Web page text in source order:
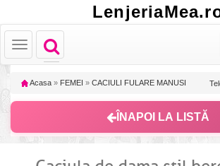
Toggle
navigation
Toggle
navigation
Acasa » FEMEI » CACIULI FULARE MANUSI
ÎNAPOI LA LISTĂ